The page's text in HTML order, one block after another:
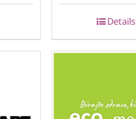
Details